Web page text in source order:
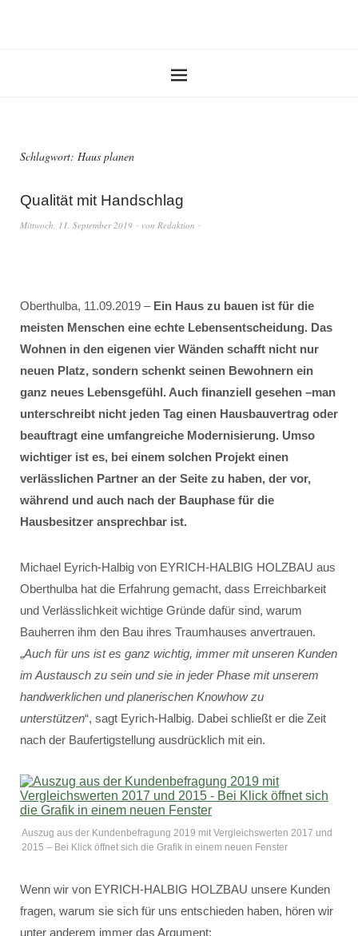
Schlagwort: Haus planen
Qualität mit Handschlag
Mittwoch, 11. September 2019 von Redaktion
Oberthulba, 11.09.2019 – Ein Haus zu bauen ist für die
meisten Menschen eine echte Lebensentscheidung. Das
Wohnen in den eigenen vier Wänden schafft nicht nur
neuen Platz, sondern schenkt seinen Bewohnern ein
ganz neues Lebensgefühl. Auch finanziell gesehen –man
unterschreibt nicht jeden Tag einen Hausbauvertrag oder
beauftragt eine umfangreiche Modernisierung. Umso
wichtiger ist es, bei einem solchen Projekt einen
verlässlichen Partner an der Seite zu haben, der vor,
während und auch nach der Bauphase für die
Hausbesitzer ansprechbar ist.
Michael Eyrich-Halbig von EYRICH-HALBIG HOLZBAU aus
Oberthulba hat die Erfahrung gemacht, dass Erreichbarkeit
und Verlässlichkeit wichtige Gründe dafür sind, warum
Bauherren ihm den Bau ihres Traumhauses anvertrauen.
„Auch für uns ist es ganz wichtig, immer mit unseren Kunden
im Austausch zu sein und sie in jeder Phase mit unserem
handwerklichen und planerischen Knowhow zu
unterstützen“, sagt Eyrich-Halbig. Dabei schließt er die Zeit
nach der Baufertigstellung ausdrücklich mit ein.
Auszug aus der Kundenbefragung 2019 mit Vergleichswerten 2017 und
2015 – Bei Klick öffnet sich die Grafik in einem neuen Fenster
Wenn wir von EYRICH-HALBIG HOLZBAU unsere Kunden
fragen, warum sie sich für uns entschieden haben, hören wir
unter anderem immer das Argument: